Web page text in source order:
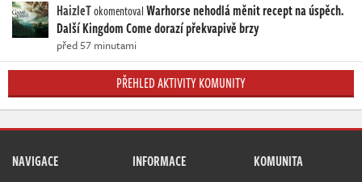
HaizleTokomentovalWarhorse nehodlá měnit recept na úspěch.
Další Kingdom Come dorazí překvapivě brzy
před 57 minutami
PŘEHLED AKTIVITY KOMUNITY
NAVIGACE INFORMACE KOMUNITA